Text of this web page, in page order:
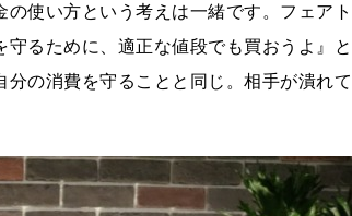
使い方という考えは一緒です。フェアト
るために、適正な値段でも買おうよ』と
の消費を守ることと同じ。相手が潰れて